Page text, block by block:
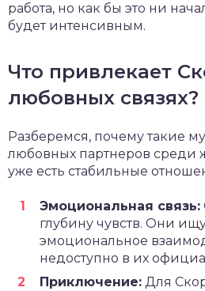
работа, но как бы это ни
будет интенсивным.
Что привлекает
любовных связях?
Разберемся, почему такие
любовных партнеров среди
уже есть стабильные
Эмоциональная связь:
глубину чувств. Они
эмоциональное
недоступно в их
Приключение: Для